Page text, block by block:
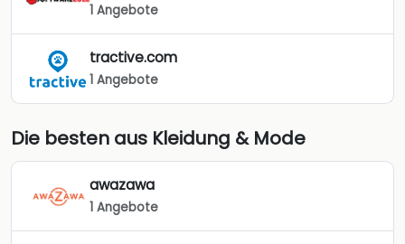
1 Angebote
tractive.com
1 Angebote
Die besten aus Kleidung & Mode
awazawa
1 Angebote